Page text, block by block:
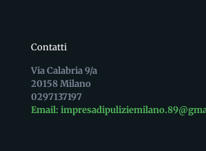
Contatti
Via Calabria 9/a
20158 Milano
0297137197
Email: